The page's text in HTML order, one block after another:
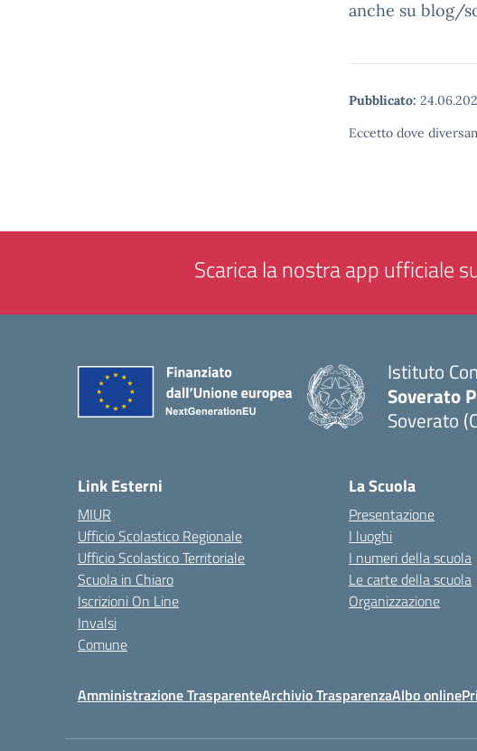
anche su blog/
Pubblicato:
Eccetto dove
Scarica la nostra app ufficiale
Istituto
Soverato
Soverato
Link Esterni
MIUR
Ufficio Scolastico Regionale
Ufficio Scolastico Territoriale
Scuola in Chiaro
Iscrizioni On Line
Invalsi
Comune
La Scuola
Presentazione
I luoghi
I numeri della scuola
Le carte della scuola
Organizzazione
Amministrazione TrasparenteArchivio TrasparenzaAlbo online